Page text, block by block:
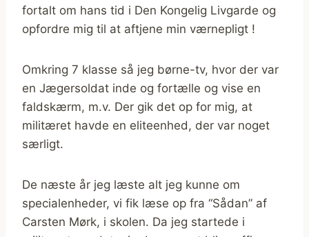
fortalt om hans tid i Den Kongelig Livgarde og
opfordre mig til at aftjene min værnepligt !
Omkring 7 klasse så jeg børne-tv, hvor der var
en Jægersoldat inde og fortælle og vise en
faldskærm, m.v. Der gik det op for mig, at
militæret havde en eliteenhed, der var noget
særligt.
De næste år jeg læste alt jeg kunne om
specialenheder, vi fik læse op fra “Sådan” af
Carsten Mørk, i skolen. Da jeg startede i